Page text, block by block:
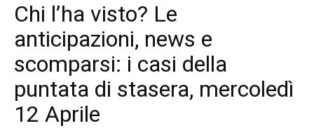
Chi l’ha visto? Le
anticipazioni, news e
scomparsi: i casi della
puntata di stasera, mercoledì
12 Aprile